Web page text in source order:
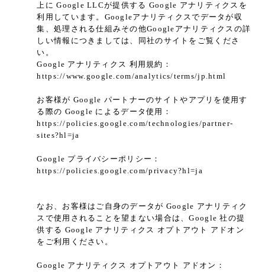
上に Google LLCが提供する Google アナリティクスを
利用しています。Googleアナリティクスでデータが収
集、処理される仕組みその他Googleアナリティクスの詳
しい情報につきましては、同社のサイトをご覧くださ
い。
Google アナリティクス 利用規約：
https://www.google.com/analytics/terms/jp.html
お客様が Google パートナーのサイトやアプリを使用す
る際の Google によるデータ使用：
https://policies.google.com/technologies/partner-
sites?hl=ja
Google プライバシーポリシー：
https://policies.google.com/privacy?hl=ja
なお、お客様はご自身のデータが Google アナリティク
スで使用されることを望まない場合は、Google 社の提
供する Google アナリティクス オプトアウト アドオン
をご利用ください。
Google アナリティクス オプトアウト アドオン：